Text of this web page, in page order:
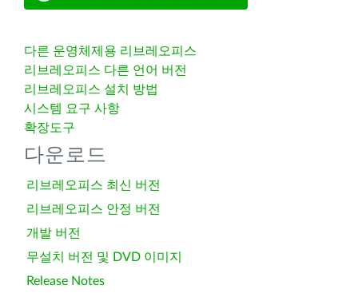
다른 운영체제용 리브레오피스
리브레오피스 다른 언어 버전
리브레오피스 설치 방법
시스템 요구 사항
확장도구
다운로드
리브레오피스 최신 버전
리브레오피스 안정 버전
개발 버전
무설치 버전 및 DVD 이미지
Release Notes